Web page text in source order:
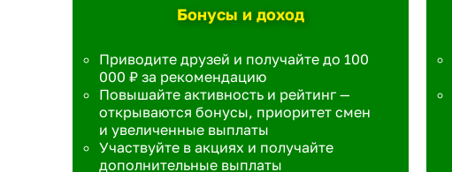
Бонусы и доход
Приводите друзей и получайте до 100
000 ₽ за рекомендацию
Повышайте активность и рейтинг —
открываются бонусы, приоритет смен
и увеличенные выплаты
Участвуйте в акциях и получайте
дополнительные выплаты